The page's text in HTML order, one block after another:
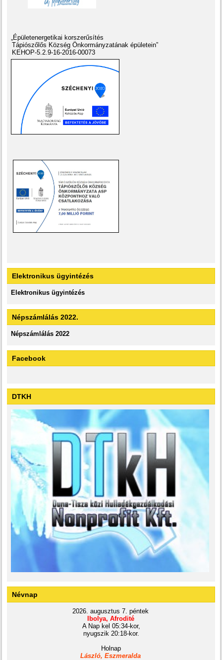
„Épületenergetikai korszerűsítés
Tápiószőlős Község Önkormányzatának épületein”
KEHOP-5.2.9-16-2016-00073
Elektronikus ügyintézés
Elektronikus ügyintézés
Népszámlálás 2022.
Népszámlálás 2022
Facebook
DTKH
Névnap
2026. augusztus 7. péntek
Ibolya, Afrodité
A Nap kel 05:34-kor,
nyugszik 20:18-kor.
Holnap
László, Eszmeralda